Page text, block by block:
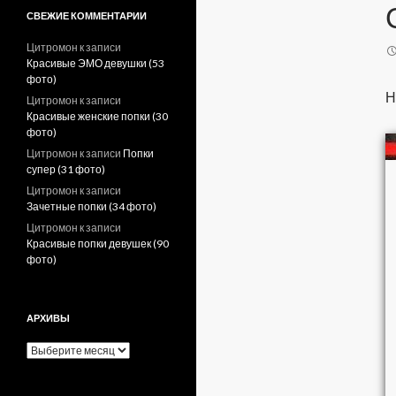
СВЕЖИЕ КОММЕНТАРИИ
Цитромон к записи
Красивые ЭМО девушки (53
фото)
Цитромон к записи
Красивые женские попки (30
фото)
Цитромон к записи Попки
супер (31 фото)
Цитромон к записи
Зачетные попки (34 фото)
Цитромон к записи
Красивые попки девушек (90
фото)
АРХИВЫ
А